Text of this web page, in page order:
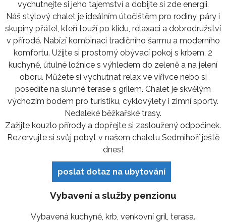
vychutnejte si jeho tajemství a dobijte si zde energii.
Náš stylový chalet je ideálním útočištěm pro rodiny, páry i
skupiny přátel, kteří touží po klidu, relaxaci a dobrodružství
v přírodě. Nabízí kombinaci tradičního šarmu a moderního
komfortu. Užijte si prostorný obývací pokoj s krbem, 2
kuchyně, útulné ložnice s výhledem do zeleně a na jelení
oboru. Můžete si vychutnat relax ve vířivce nebo si
posedíte na slunné terase s grilem. Chalet je skvělým
výchozím bodem pro turistiku, cyklovýlety i zimní sporty.
Nedaleké běžkařské trasy.
Zažijte kouzlo přírody a dopřejte si zasloužený odpočinek.
Rezervujte si svůj pobyt v našem chaletu Sedmihoří ještě
dnes!
poslat dotaz na ubytování
Vybavení a služby penzionu
Vybavená kuchyně, krb, venkovní gril, terasa.